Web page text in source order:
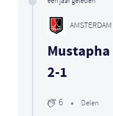
AMSTERDAM
2-1
6 Delen